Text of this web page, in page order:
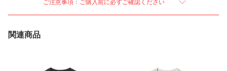
ご注意事項：ご購入前に必ずご確認ください
関連商品